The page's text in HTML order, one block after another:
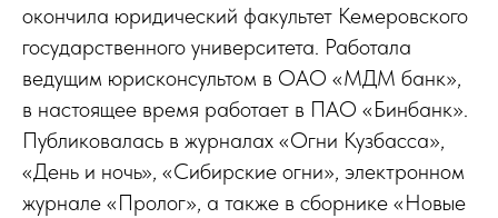
окончила юридический факультет Кемеровского
государственного университета. Работала
ведущим юрисконсультом в ОАО «МДМ банк»,
в настоящее время работает в ПАО «Бинбанк».
Публиковалась в журналах «Огни Кузбасса»,
«День и ночь», «Сибирские огни», электронном
журнале «Пролог», а также в сборнике «Новые